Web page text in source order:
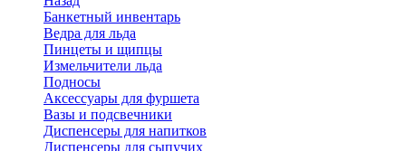
Банкетный инвентарь
Ведра для льда
Пинцеты и щипцы
Измельчители льда
Подносы
Аксессуары для фуршета
Вазы и подсвечники
Диспенсеры для напитков
Диспенсеры для сыпучих